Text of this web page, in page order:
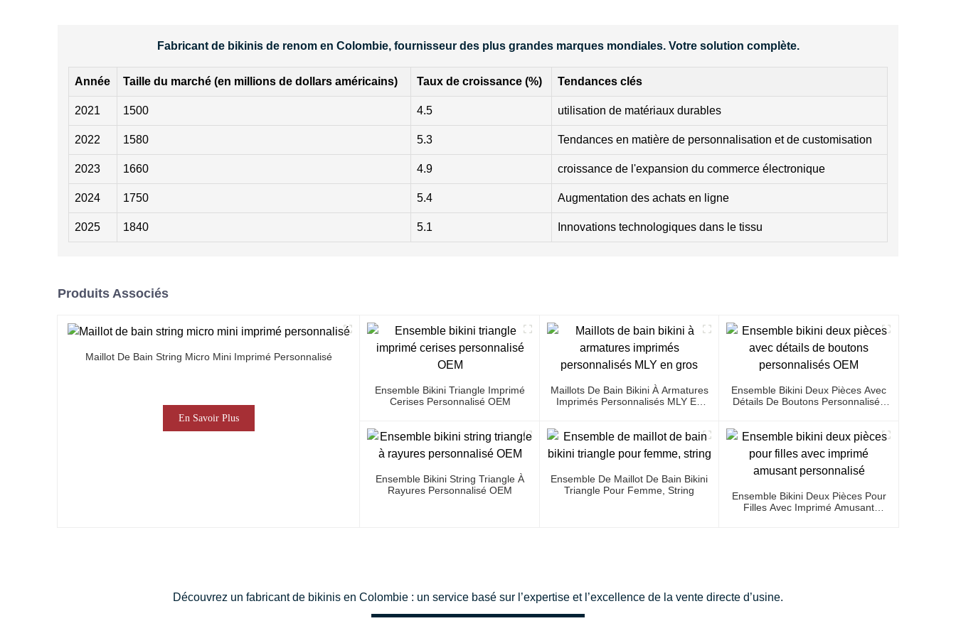
Fabricant de bikinis de renom en Colombie, fournisseur des plus grandes marques mondiales. Votre solution complète.
Année Taille du marché (en millions de dollars américains) Taux de croissance (%) Tendances clés
2021 1500 4.5 utilisation de matériaux durables
2022 1580 5.3 Tendances en matière de personnalisation et de customisation
2023 1660 4.9 croissance de l'expansion du commerce électronique
2024 1750 5.4 Augmentation des achats en ligne
2025 1840 5.1 Innovations technologiques dans le tissu
Produits Associés
Maillot De Bain String Micro Mini Imprimé Personnalisé
En Savoir Plus
Ensemble Bikini Triangle Imprimé
Cerises Personnalisé OEM
Maillots De Bain Bikini À Armatures
Imprimés Personnalisés MLY En
Ensemble Bikini Deux Pièces Avec
Détails De Boutons Personnalisés
Ensemble Bikini String Triangle À
Rayures Personnalisé OEM
Ensemble De Maillot De Bain Bikini
Triangle Pour Femme, String
Ensemble Bikini Deux Pièces Pour
Filles Avec Imprimé Amusant
Découvrez un fabricant de bikinis en Colombie : un service basé sur l’expertise et l’excellence de la vente directe d’usine.